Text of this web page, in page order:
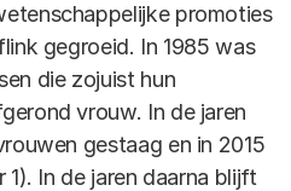
promoties
gegroeid. In 1985 was
die zojuist hun
vrouw. In de jaren
gestaag en in 2015
In de jaren daarna blijft